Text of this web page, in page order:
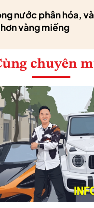
nước phân hóa,
vàng miếng
chuyên